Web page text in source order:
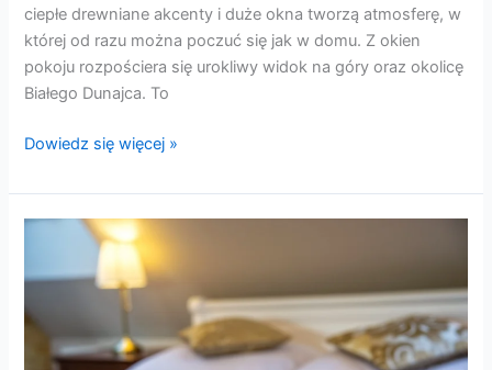
ciepłe drewniane akcenty i duże okna tworzą atmosferę, w
której od razu można poczuć się jak w domu. Z okien
pokoju rozpościera się urokliwy widok na góry oraz okolicę
Białego Dunajca. To
Dowiedz się więcej »
Apartament
–
z
widokiem